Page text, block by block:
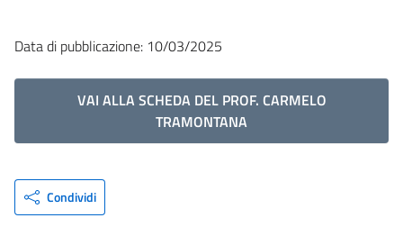
Data di pubblicazione: 10/03/2025
VAI ALLA SCHEDA DEL PROF. CARMELO
TRAMONTANA
Condividi